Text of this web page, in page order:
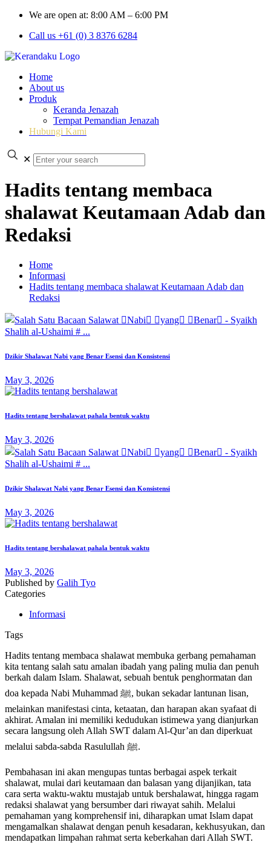
We are open at: 8:00 AM – 6:00 PM
Call us +61 (0) 3 8376 6284
Home
About us
Produk
Keranda Jenazah
Tempat Pemandian Jenazah
Hubungi Kami
✕
Hadits tentang membaca
shalawat Keutamaan Adab dan
Redaksi
Home
Informasi
Hadits tentang membaca shalawat Keutamaan Adab dan
Redaksi
Dzikir Shalawat Nabi yang Benar Esensi dan Konsistensi
May 3, 2026
Hadits tentang bershalawat pahala bentuk waktu
May 3, 2026
Dzikir Shalawat Nabi yang Benar Esensi dan Konsistensi
May 3, 2026
Hadits tentang bershalawat pahala bentuk waktu
May 3, 2026
Published by Galih Tyo
Categories
Informasi
Tags
Hadits tentang membaca shalawat membuka gerbang pemahaman
kita tentang salah satu amalan ibadah yang paling mulia dan penuh
berkah dalam Islam. Shalawat, sebuah bentuk penghormatan dan
doa kepada Nabi Muhammad ﷺ, bukan sekadar lantunan lisan,
melainkan manifestasi cinta, ketaatan, dan harapan akan syafaat di
akhirat. Amalan ini memiliki kedudukan istimewa yang dianjurkan
secara langsung oleh Allah SWT dalam Al-Qur’an dan diperkuat
melalui sabda-sabda Rasulullah ﷺ.
Pembahasan ini akan mengupas tuntas berbagai aspek terkait
shalawat, mulai dari keutamaan dan balasan yang dijanjikan, tata
cara serta waktu-waktu mustajab untuk bershalawat, hingga ragam
redaksi shalawat yang bersumber dari riwayat sahih. Melalui
pemahaman yang komprehensif ini, diharapkan umat Islam dapat
mengamalkan shalawat dengan penuh kesadaran, kekhusyukan, dan
mendapatkan limpahan rahmat serta keberkahan dari Allah SWT.